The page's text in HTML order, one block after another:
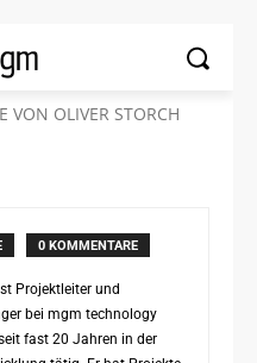
VON OLIVER STORCH
0 KOMMENTARE
Projektleiter und
bei mgm technology
fast 20 Jahren in der